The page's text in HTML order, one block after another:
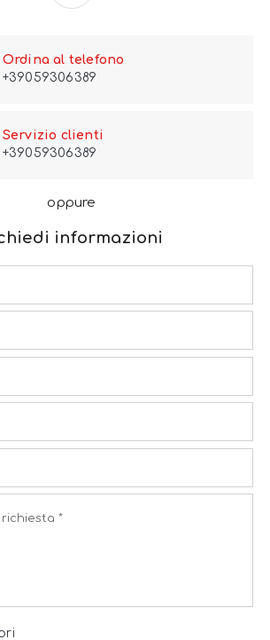
Ordina al telefono
+39059306389
Servizio clienti
+39059306389
oppure
informazioni